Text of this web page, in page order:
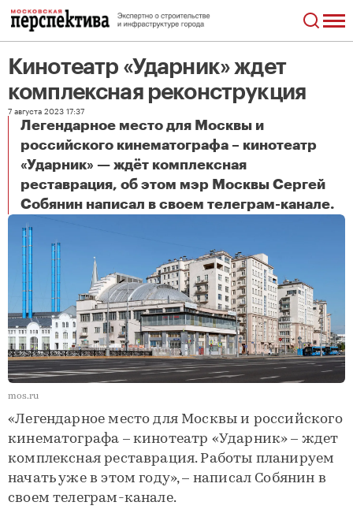
Кинотеатр «Ударник» ждет
комплексная реконструкция
7 августа 2023 17:37
Легендарное место для Москвы и
российского кинематографа – кинотеатр
«Ударник» — ждёт комплексная
реставрация, об этом мэр Москвы Сергей
Собянин написал в своем телеграм-канале.
Кинотеатр «Ударник» ждет комплексная реконструкция
mos.ru
«Легендарное место для Москвы и российского
кинематографа – кинотеатр «Ударник» – ждет
комплексная реставрация. Работы планируем
начать уже в этом году», – написал Собянин в
своем телеграм-канале.